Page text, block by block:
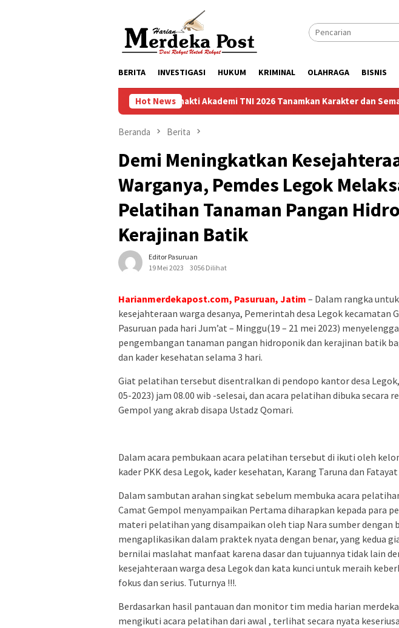
BERITA INVESTIGASI HUKUM KRIMINAL OLAHRAGA BISNIS
Hot News
Taruna Bhakti Akademi TNI 2026 Tanamkan Karakter dan Semangat Bela
Beranda Berita
Demi Meningkatkan
Warganya, Pemdes Legok
Pelatihan Tanaman Pangan
Kerajinan Batik
Editor Pasuruan
19 Mei 2023
3056 Dilihat
Harianmerdekapost.com, Pasuruan, Jatim – Dalam rangka
kesejahteraan warga desanya, Pemerintah desa Legok kecamatan
Pasuruan pada hari Jum’at – Minggu(19 – 21 mei 2023)
pengembangan tanaman pangan hidroponik dan kerajinan batik
dan kader kesehatan selama 3 hari.
Giat pelatihan tersebut disentralkan di pendopo kantor desa
05-2023) jam 08.00 wib -selesai, dan acara pelatihan dibuka secara
Gempol yang akrab disapa Ustadz Qomari.
Dalam acara pembukaan acara pelatihan tersebut di ikuti oleh
kader PKK desa Legok, kader kesehatan, Karang Taruna dan Fatayat
Dalam sambutan arahan singkat sebelum membuka acara
Camat Gempol menyampaikan Pertama diharapkan kepada para
materi pelatihan yang disampaikan oleh tiap Nara sumber dengan
mengaplikasikan dalam praktek nyata dengan benar, yang kedua
bernilai maslahat manfaat karena dasar dan tujuannya tidak lain
kesejahteraan warga desa Legok dan kata kunci untuk meraih
fokus dan serius. Tuturnya !!!.
Berdasarkan hasil pantauan dan monitor tim media harian
mengikuti acara pelatihan dari awal , terlihat secara nyata